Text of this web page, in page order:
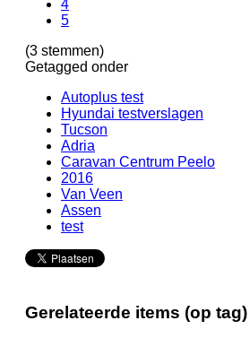
4
5
(3 stemmen)
Getagged onder
Autoplus test
Hyundai testverslagen
Tucson
Adria
Caravan Centrum Peelo
2016
Van Veen
Assen
test
Gerelateerde items (op tag)